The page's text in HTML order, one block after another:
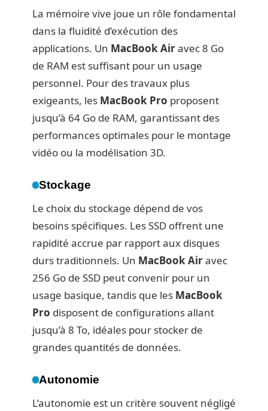
La mémoire vive joue un rôle fondamental
dans la fluidité d’exécution des
applications. Un MacBook Airavec 8 Go
de RAM est suffisant pour un usage
personnel. Pour des travaux plus
exigeants, les MacBook Pro proposent
jusqu’à 64 Go de RAM, garantissant des
performances optimales pour le montage
vidéo ou la modélisation 3D.
Stockage
Le choix du stockage dépend de vos
besoins spécifiques. Les SSD offrent une
rapidité accrue par rapport aux disques
durs traditionnels. Un MacBook Airavec
256 Go de SSD peut convenir pour un
usage basique, tandis que les MacBook
Pro disposent de configurations allant
jusqu’à 8 To, idéales pour stocker de
grandes quantités de données.
Autonomie
L’autonomie est un critère souvent négligé